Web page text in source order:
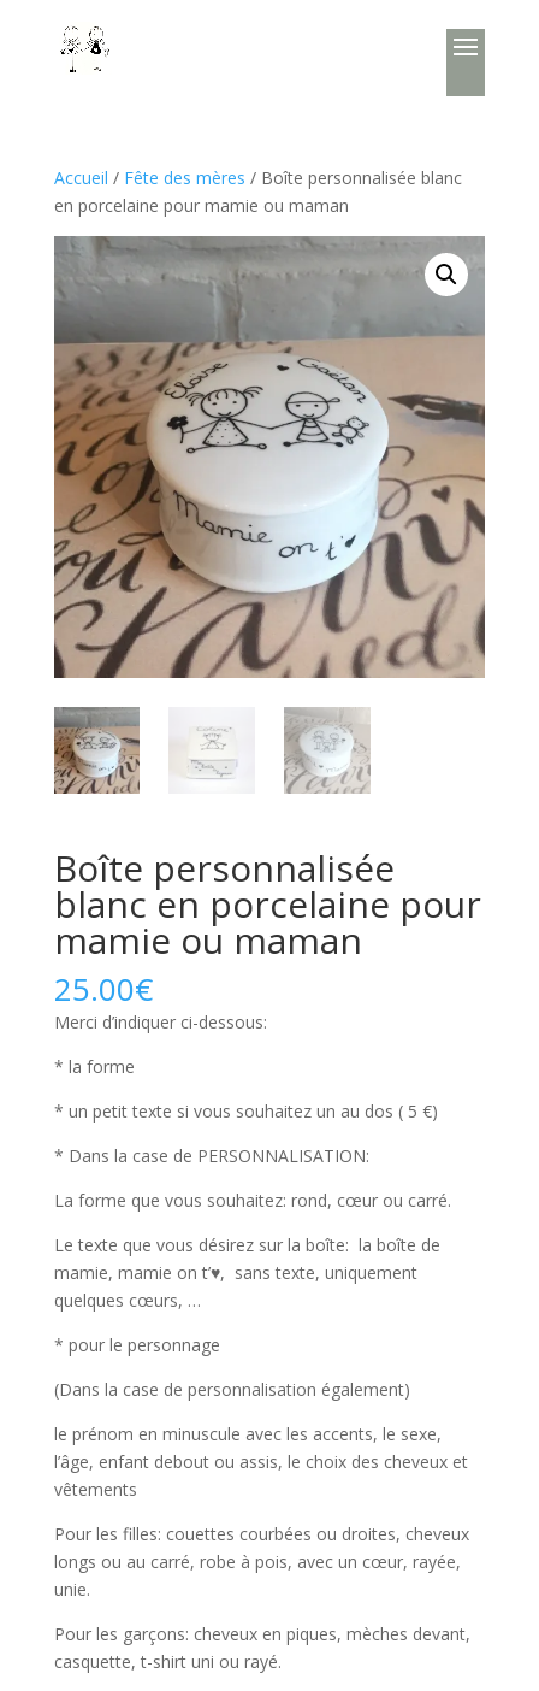
Accueil / Fête des mères / Boîte personnalisée blanc
en porcelaine pour mamie ou maman
Boîte personnalisée
blanc en porcelaine pour
mamie ou maman
25.00€
Merci d’indiquer ci-dessous:
* la forme
* un petit texte si vous souhaitez un au dos ( 5 €)
* Dans la case de PERSONNALISATION:
La forme que vous souhaitez: rond, cœur ou carré.
Le texte que vous désirez sur la boîte: la boîte de
mamie, mamie on t’♥, sans texte, uniquement
quelques cœurs, …
* pour le personnage
(Dans la case de personnalisation également)
le prénom en minuscule avec les accents, le sexe,
l’âge, enfant debout ou assis, le choix des cheveux et
vêtements
Pour les filles: couettes courbées ou droites, cheveux
longs ou au carré, robe à pois, avec un cœur, rayée,
unie.
Pour les garçons: cheveux en piques, mèches devant,
casquette, t-shirt uni ou rayé.